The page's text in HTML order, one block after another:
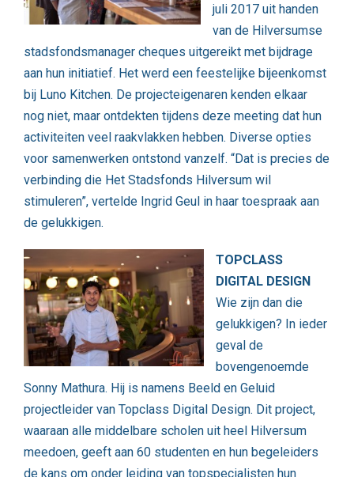
juli 2017 uit handen
van de Hilversumse
stadsfondsmanager cheques uitgereikt met bijdrage
aan hun initiatief. Het werd een feestelijke bijeenkomst
bij Luno Kitchen. De projecteigenaren kenden elkaar
nog niet, maar ontdekten tijdens deze meeting dat hun
activiteiten veel raakvlakken hebben. Diverse opties
voor samenwerken ontstond vanzelf. “Dat is precies de
verbinding die Het Stadsfonds Hilversum wil
stimuleren”, vertelde Ingrid Geul in haar toespraak aan
de gelukkigen.
TOPCLASS
DIGITAL DESIGN
Wie zijn dan die
gelukkigen? In ieder
geval de
bovengenoemde
Sonny Mathura. Hij is namens Beeld en Geluid
projectleider van Topclass Digital Design. Dit project,
waaraan alle middelbare scholen uit heel Hilversum
meedoen, geeft aan 60 studenten en hun begeleiders
de kans om onder leiding van topspecialisten hun